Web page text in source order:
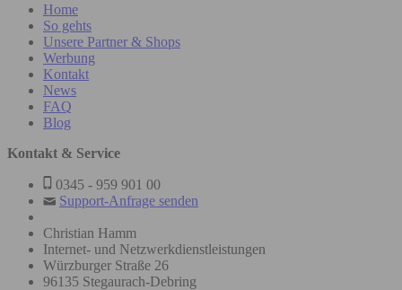
Home
So gehts
Unsere Partner & Shops
Werbung
Kontakt
News
FAQ
Blog
Kontakt & Service
0345 - 959 901 00
Support-Anfrage senden
Christian Hamm
Internet- und Netzwerkdienstleistungen
Würzburger Straße 26
96135 Stegaurach-Debring